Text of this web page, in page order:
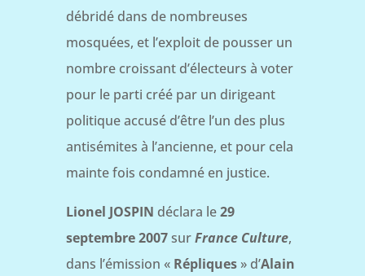
débridé dans de nombreuses
mosquées, et l’exploit de pousser un
nombre croissant d’électeurs à voter
pour le parti créé par un dirigeant
politique accusé d’être l’un des plus
antisémites à l’ancienne, et pour cela
mainte fois condamné en justice.
Lionel JOSPIN déclara le29
septembre 2007surFrance Culture,
dans l’émission «Répliques » d’Alain